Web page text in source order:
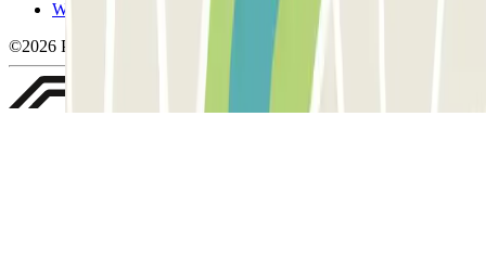
Whistleblowing
©2026 Parclick. All rights reserved